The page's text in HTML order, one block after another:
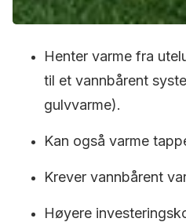
Henter varme fra
til et vannbårent
gulvvarme).
Kan også varme
Krever vannbårent
Høyere